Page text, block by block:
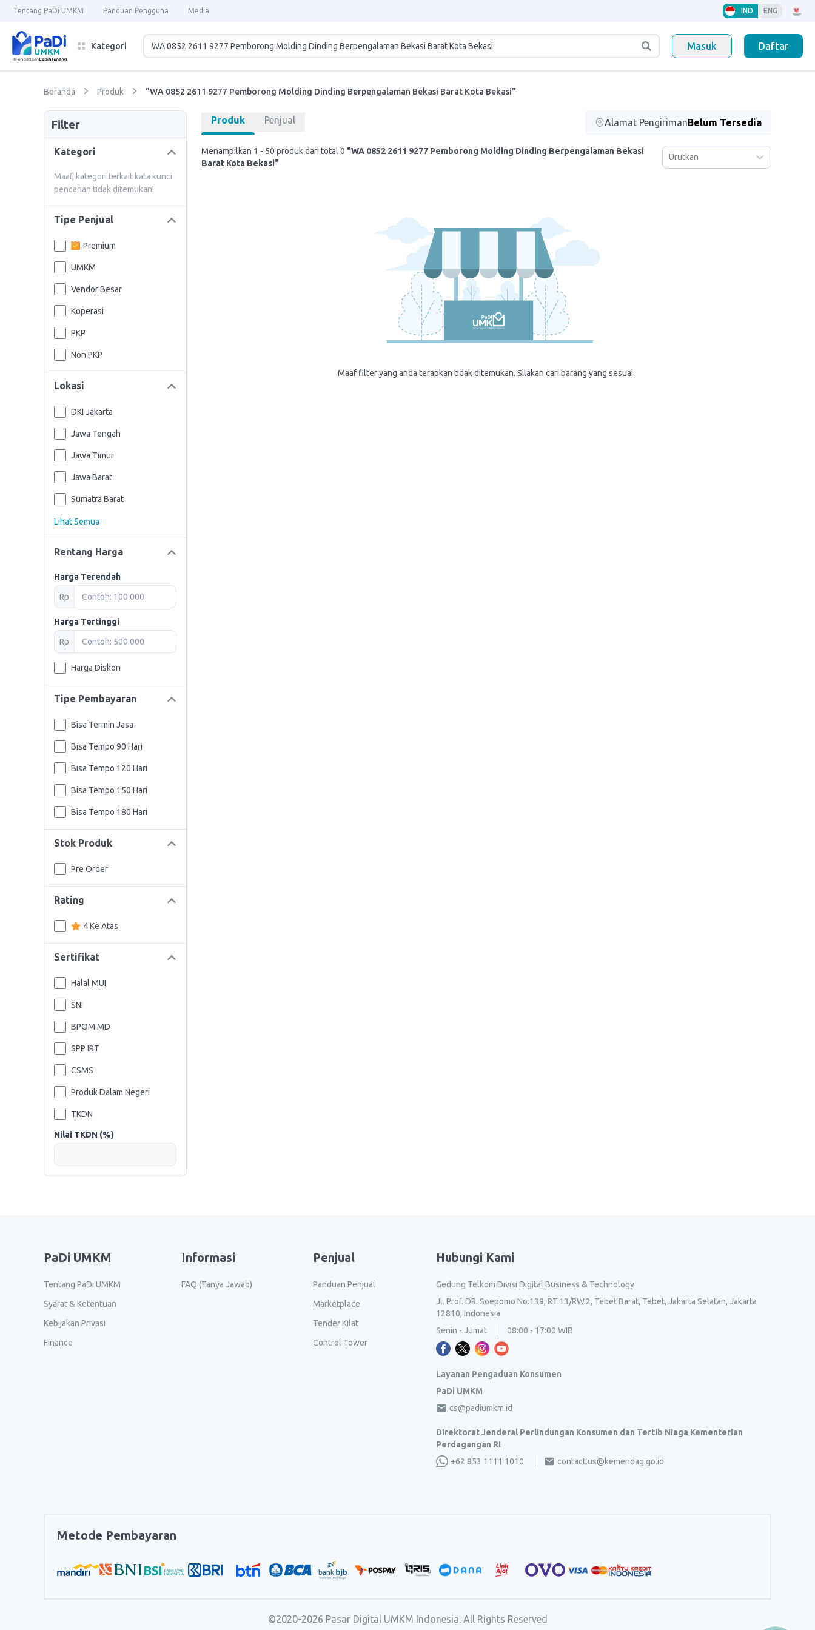
Tentang PaDi UMKM Panduan Pengguna Media IND ENG
Kategori Masuk Daftar
Beranda Produk "WA 0852 2611 9277 Pemborong Molding Dinding Berpengalaman Bekasi Barat Kota Bekasi"
Filter
Kategori
Maaf, kategori terkait kata kunci
pencarian tidak ditemukan!
Tipe Penjual
Premium
UMKM
Vendor Besar
Koperasi
PKP
Non PKP
Lokasi
DKI Jakarta
Jawa Tengah
Jawa Timur
Jawa Barat
Sumatra Barat
Lihat Semua
Rentang Harga
Harga Terendah
Rp
Harga Tertinggi
Rp
Harga Diskon
Tipe Pembayaran
Bisa Termin Jasa
Bisa Tempo 90 Hari
Bisa Tempo 120 Hari
Bisa Tempo 150 Hari
Bisa Tempo 180 Hari
Stok Produk
Pre Order
Rating
4 Ke Atas
Sertifikat
Halal MUI
SNI
BPOM MD
SPP IRT
CSMS
Produk Dalam Negeri
TKDN
Nilai TKDN (%)
Produk Penjual Alamat PengirimanBelum Tersedia
Menampilkan 1 - 50 produk dari total 0 "WA 0852 2611 9277 Pemborong Molding Dinding Berpengalaman Bekasi
Barat Kota Bekasi"
Urutkan
Maaf filter yang anda terapkan tidak ditemukan. Silakan cari barang yang sesuai.
PaDi UMKM
Tentang PaDi UMKM
Syarat & Ketentuan
Kebijakan Privasi
Finance
Informasi
FAQ (Tanya Jawab)
Penjual
Panduan Penjual
Marketplace
Tender Kilat
Control Tower
Hubungi Kami
Gedung Telkom Divisi Digital Business & Technology
Jl. Prof. DR. Soepomo No.139, RT.13/RW.2, Tebet Barat, Tebet, Jakarta Selatan, Jakarta
12810, Indonesia
Senin - Jumat
08:00 - 17:00 WIB
Layanan Pengaduan Konsumen
PaDi UMKM
cs@padiumkm.id
Direktorat Jenderal Perlindungan Konsumen dan Tertib Niaga Kementerian
Perdagangan RI
+62 853 1111 1010
contact.us@kemendag.go.id
Metode Pembayaran
©2020-2026 Pasar Digital UMKM Indonesia. All Rights Reserved